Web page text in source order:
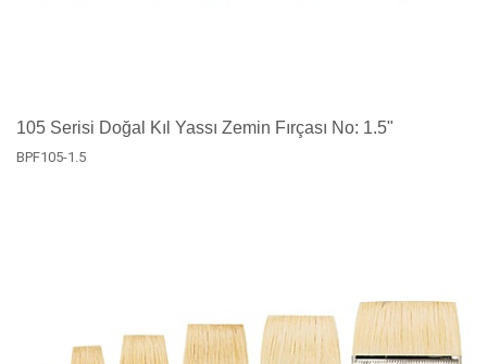
105 Serisi Doğal Kıl Yassı Zemin Fırçası No: 1.5"
BPF105-1.5